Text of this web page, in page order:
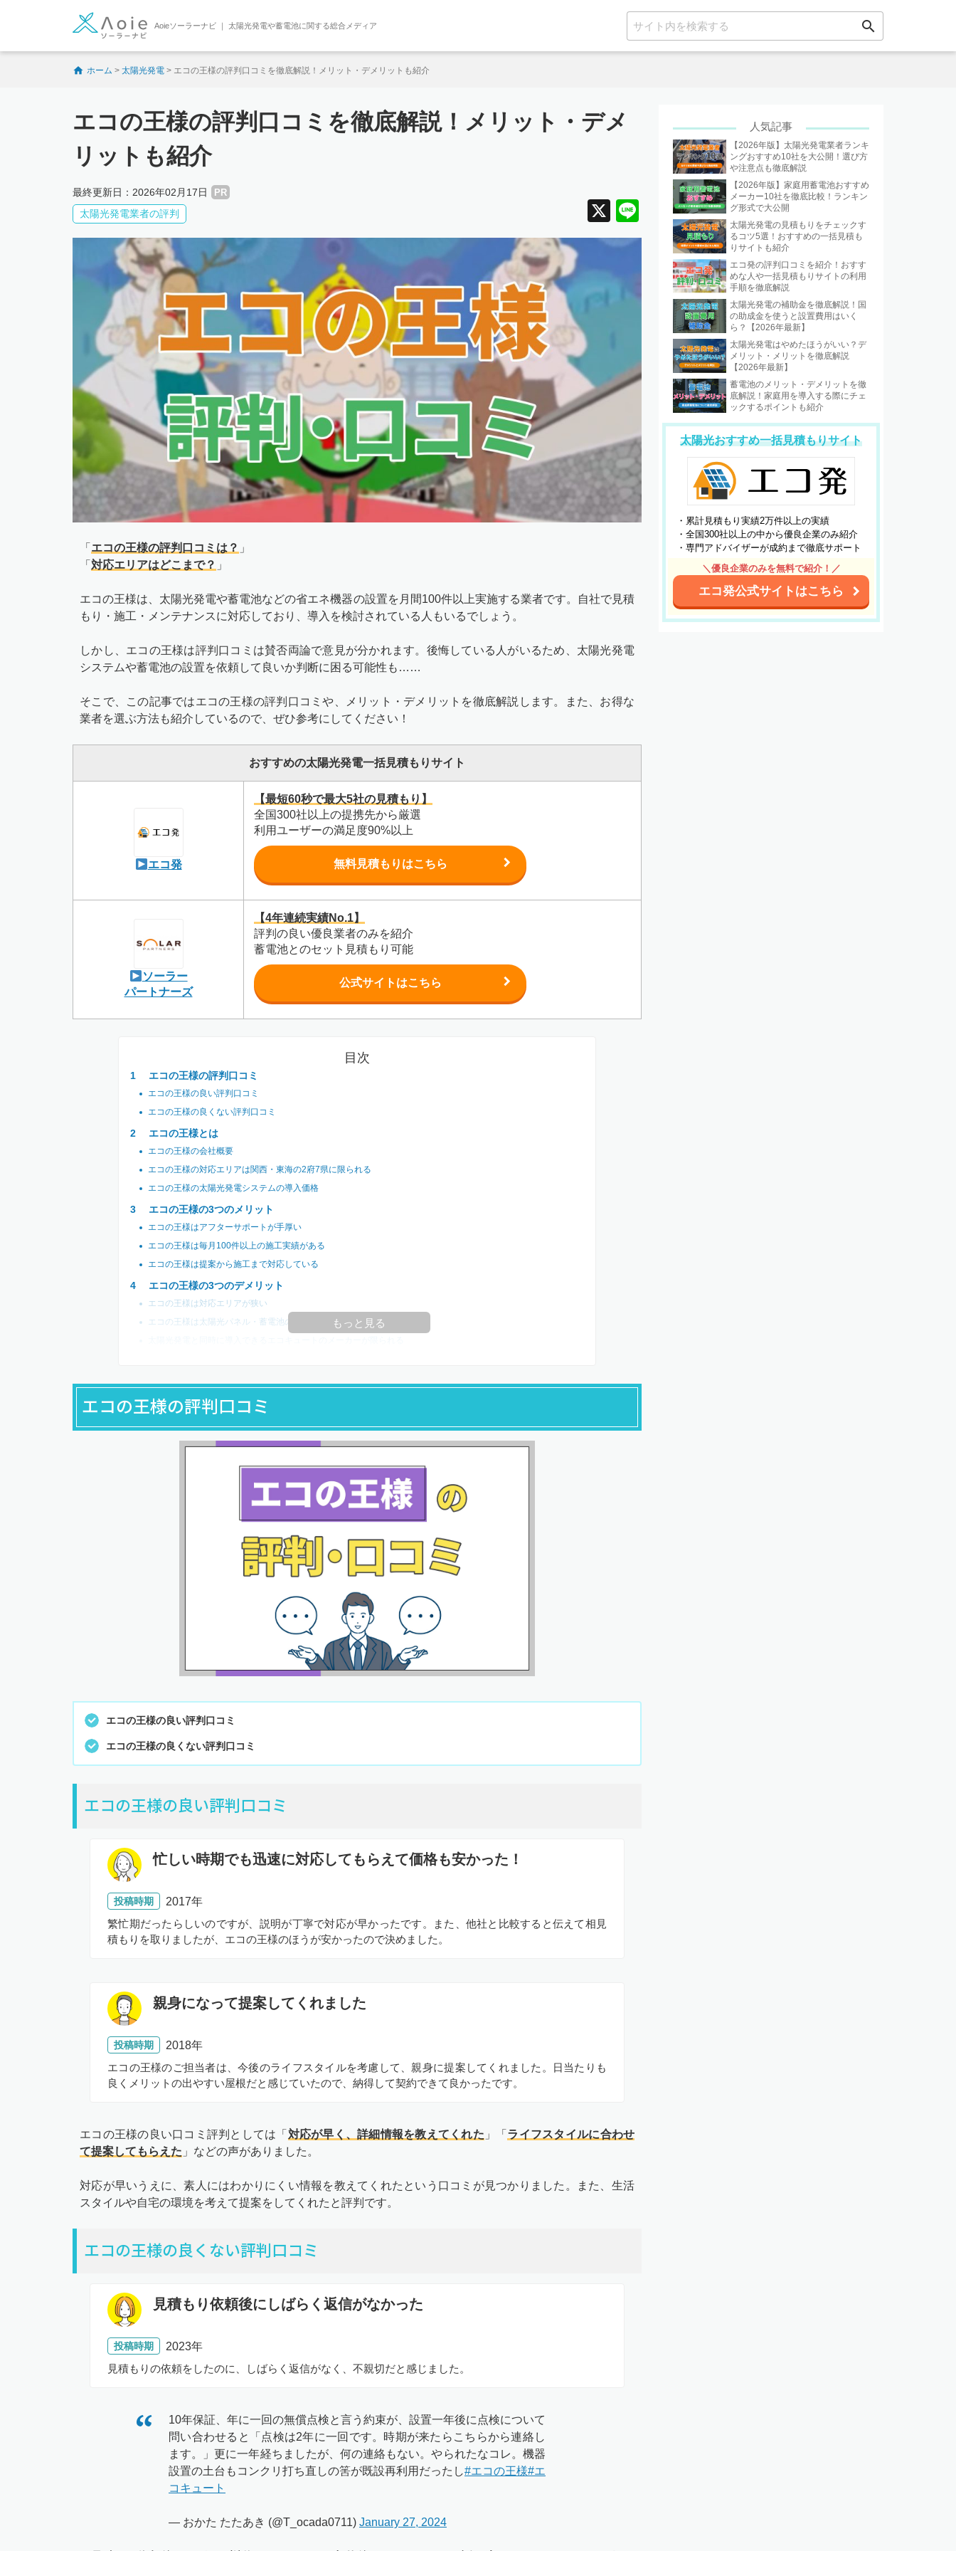
Aoieソーラーナビ ｜ 太陽光発電や蓄電池に関する総合メディア search
ホーム > 太陽光発電 > エコの王様の評判口コミを徹底解説！メリット・デメリットも紹介
エコの王様の評判口コミを徹底解説！メリット・デメ
リットも紹介
最終更新日：2026年02月17日 PR
X Line
太陽光発電業者の評判
「 エコの王様の評判口コミは？ 」
「 対応エリアはどこまで？ 」
エコの王様は、太陽光発電や蓄電池などの省エネ機器の設置を月間100件以上実施する業者です。自社で見積
もり・施工・メンテナンスに対応しており、導入を検討されている人もいるでしょう。
しかし、エコの王様は評判口コミは賛否両論で意見が分かれます。後悔している人がいるため、太陽光発電
システムや蓄電池の設置を依頼して良いか判断に困る可能性も……
そこで、この記事ではエコの王様の評判口コミや、メリット・デメリットを徹底解説します。また、お得な
業者を選ぶ方法も紹介しているので、ぜひ参考にしてください！
おすすめの太陽光発電一括見積もりサイト
エコ発
【最短60秒で最大5社の見積もり】
全国300社以上の提携先から厳選
利用ユーザーの満足度90%以上
無料見積もりはこちら
ソーラー
パートナーズ
【4年連続実績No.1】
評判の良い優良業者のみを紹介
蓄電池とのセット見積もり可能
公式サイトはこちら
目次
エコの王様の評判口コミ
エコの王様の良い評判口コミ
エコの王様の良くない評判口コミ
エコの王様とは
エコの王様の会社概要
エコの王様の対応エリアは関西・東海の2府7県に限られる
エコの王様の太陽光発電システムの導入価格
エコの王様の3つのメリット
エコの王様はアフターサポートが手厚い
エコの王様は毎月100件以上の施工実績がある
エコの王様は提案から施工まで対応している
エコの王様の3つのデメリット
エコの王様は対応エリアが狭い
エコの王様は太陽光パネル・蓄電池の取り扱いメーカーが少ない
もっと見る
エコの王様の評判口コミ
エコの王様の良い評判口コミ
エコの王様の良くない評判口コミ
エコの王様の良い評判口コミ
忙しい時期でも迅速に対応してもらえて価格も安かった！
投稿時期
2017年
繁忙期だったらしいのですが、説明が丁寧で対応が早かったです。また、他社と比較すると伝えて相見
積もりを取りましたが、エコの王様のほうが安かったので決めました。
親身になって提案してくれました
投稿時期
2018年
エコの王様のご担当者は、今後のライフスタイルを考慮して、親身に提案してくれました。日当たりも
良くメリットの出やすい屋根だと感じていたので、納得して契約できて良かったです。
エコの王様の良い口コミ評判としては「 対応が早く、詳細情報を教えてくれた 」「 ライフスタイルに合わせ
て提案してもらえた 」などの声がありました。
対応が早いうえに、素人にはわかりにくい情報を教えてくれたという口コミが見つかりました。また、生活
スタイルや自宅の環境を考えて提案をしてくれたと評判です。
エコの王様の良くない評判口コミ
見積もり依頼後にしばらく返信がなかった
投稿時期
2023年
見積もりの依頼をしたのに、しばらく返信がなく、不親切だと感じました。
10年保証、年に一回の無償点検と言う約束が、設置一年後に点検について
問い合わせると「点検は2年に一回です。時期が来たらこちらから連絡し
ます。」更に一年経ちましたが、何の連絡もない。やられたなコレ。機器
設置の土台もコンクリ打ち直しの筈が既設再利用だったし#エコの王様#エ
コキュート
— おかた たたあき (@T_ocada0711) January 27, 2024
人気記事
【2026年版】太陽光発電業者ランキ
ングおすすめ10社を大公開！選び方
や注意点も徹底解説
【2026年版】家庭用蓄電池おすすめ
メーカー10社を徹底比較！ランキン
グ形式で大公開
太陽光発電の見積もりをチェックす
るコツ5選！おすすめの一括見積も
りサイトも紹介
エコ発の評判口コミを紹介！おすす
めな人や一括見積もりサイトの利用
手順を徹底解説
太陽光発電の補助金を徹底解説！国
の助成金を使うと設置費用はいく
ら？【2026年最新】
太陽光発電はやめたほうがいい？デ
メリット・メリットを徹底解説
【2026年最新】
蓄電池のメリット・デメリットを徹
底解説！家庭用を導入する際にチェ
ックするポイントも紹介
太陽光おすすめ一括見積もりサイト
・累計見積もり実績2万件以上の実績
・全国300社以上の中から優良企業のみ紹介
・専門アドバイザーが成約まで徹底サポート
＼優良企業のみを無料で紹介！／
エコ発公式サイトはこちら